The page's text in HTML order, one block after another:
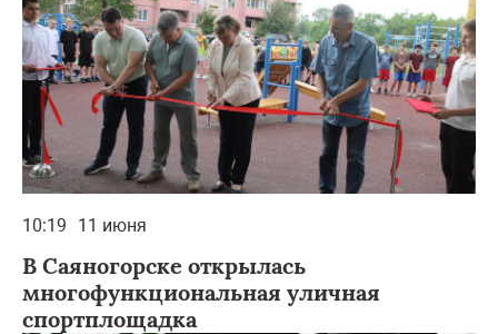
10:19 11 июня
В Саяногорске открылась
многофункциональная уличная
спортплощадка